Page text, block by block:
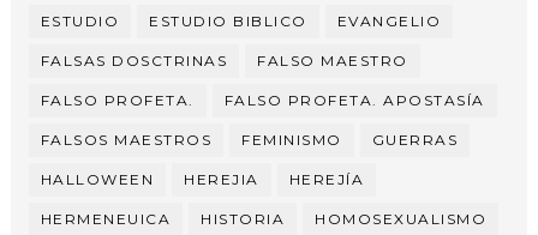
ESTUDIO ESTUDIO BIBLICO EVANGELIO
FALSAS DOSCTRINAS FALSO MAESTRO
FALSO PROFETA. FALSO PROFETA. APOSTASÍA
FALSOS MAESTROS FEMINISMO GUERRAS
HALLOWEEN HEREJIA HEREJÍA
HERMENEUICA HISTORIA HOMOSEXUALISMO